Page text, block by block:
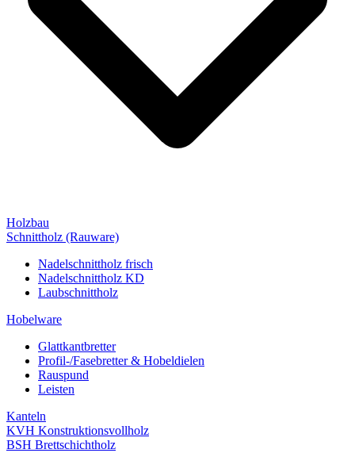
Holzbau
Schnittholz (Rauware)
Nadelschnittholz frisch
Nadelschnittholz KD
Laubschnittholz
Hobelware
Glattkantbretter
Profil-/Fasebretter & Hobeldielen
Rauspund
Leisten
Kanteln
KVH Konstruktionsvollholz
BSH Brettschichtholz